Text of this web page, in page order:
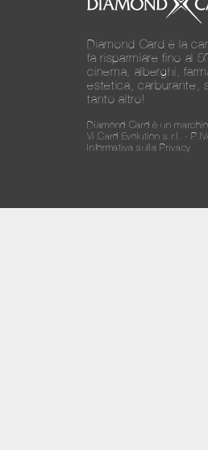
Diamond Card è la
fa risparmiare fino al
cinema, alberghi,
estetica, carburante,
tanto altro!
Diamond Card è un
Vi.Card Evolution s.r.l. -
Informativa sulla Privacy